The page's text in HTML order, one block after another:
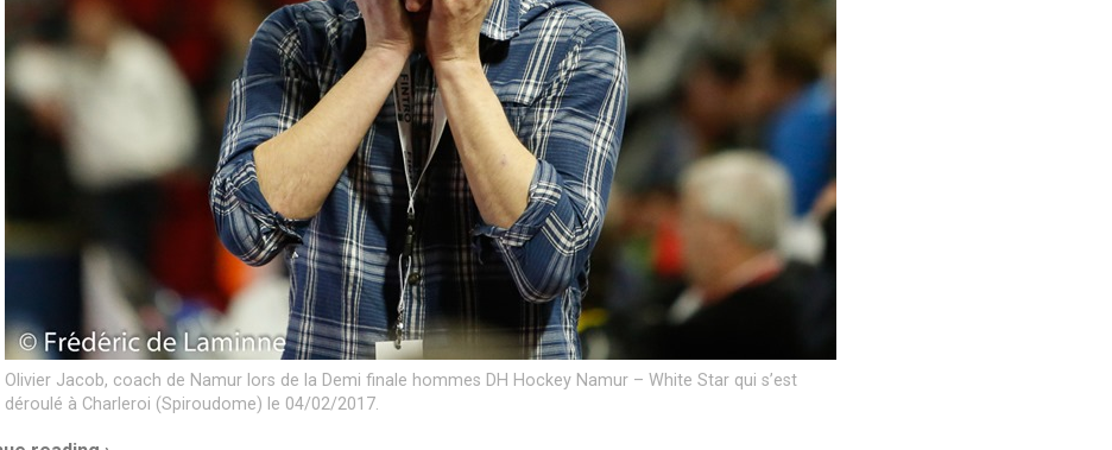
Olivier Jacob, coach de Namur lors de la Demi finale hommes DH Hockey Namur – White Star qui s’est
déroulé à Charleroi (Spiroudome) le 04/02/2017.